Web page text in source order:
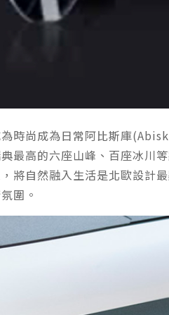
時尚成為日常阿比斯庫
最高的六座山峰、百座冰川
將自然融入生活是北歐設計
圍。